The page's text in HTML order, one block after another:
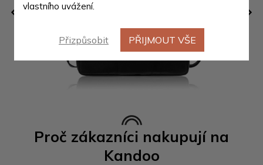
Proč zákazníci nakupují na
Kandoo
vlastního uvážení.
Přizpůsobit PŘIJMOUT VŠE